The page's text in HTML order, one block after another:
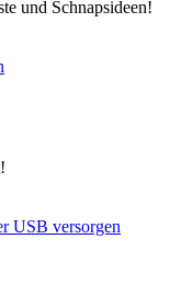
und Schnapsideen!
USB versorgen